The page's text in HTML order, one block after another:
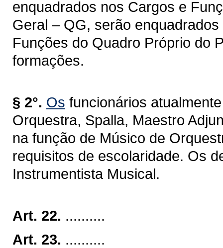
enquadrados nos Cargos e
Geral – QG, serão
Funções do Quadro Próprio do
formações.
§ 2°. Os funcionários
Orquestra, Spalla, Maestro
na função de Músico de
requisitos de escolaridade. Os
Instrumentista Musical.
Art. 22. ..........
Art. 23. ..........